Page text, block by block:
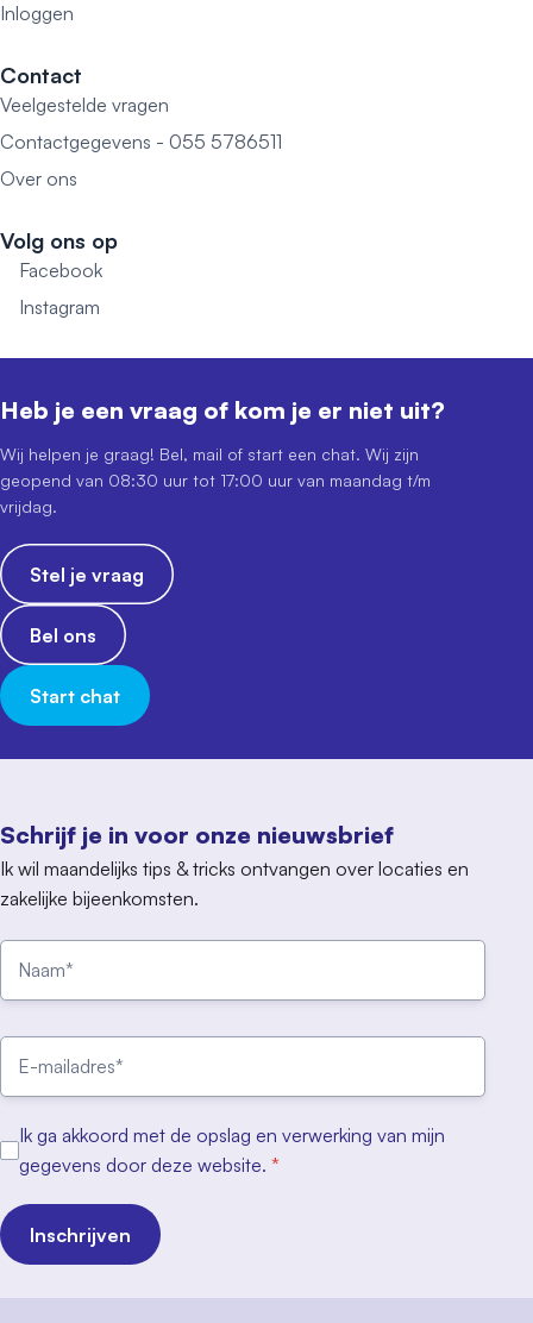
Inloggen
Contact
Veelgestelde vragen
Contactgegevens - 055 5786511
Over ons
Volg ons op
Facebook
Instagram
Schrijf je in voor onze nieuwsbrief
Ik wil maandelijks tips & tricks ontvangen over locaties en
zakelijke bijeenkomsten.
Ik ga akkoord met de opslag en verwerking van mijn
gegevens door deze website. *
Inschrijven
Heb je een vraag of kom je er niet uit?
Wij helpen je graag! Bel, mail of start een chat. Wij zijn
geopend van 08:30 uur tot 17:00 uur van maandag t/m
vrijdag.
Stel je vraag
Bel ons
Start chat